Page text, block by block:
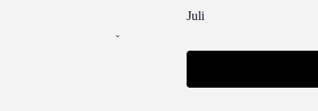
Juli